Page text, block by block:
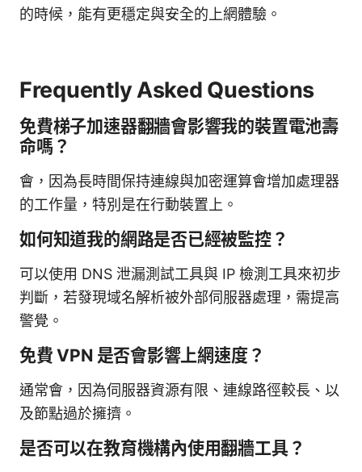
的時候，能有更穩定與安全的上網體驗。
Frequently Asked Questions
免費梯子加速器翻牆會影響我的裝置電池壽
命嗎？
會，因為長時間保持連線與加密運算會增加處理器
的工作量，特別是在行動裝置上。
如何知道我的網路是否已經被監控？
可以使用 DNS 泄漏測試工具與 IP 檢測工具來初步
判斷，若發現域名解析被外部伺服器處理，需提高
警覺。
免費 VPN 是否會影響上網速度？
通常會，因為伺服器資源有限、連線路徑較長、以
及節點過於擁擠。
是否可以在教育機構內使用翻牆工具？